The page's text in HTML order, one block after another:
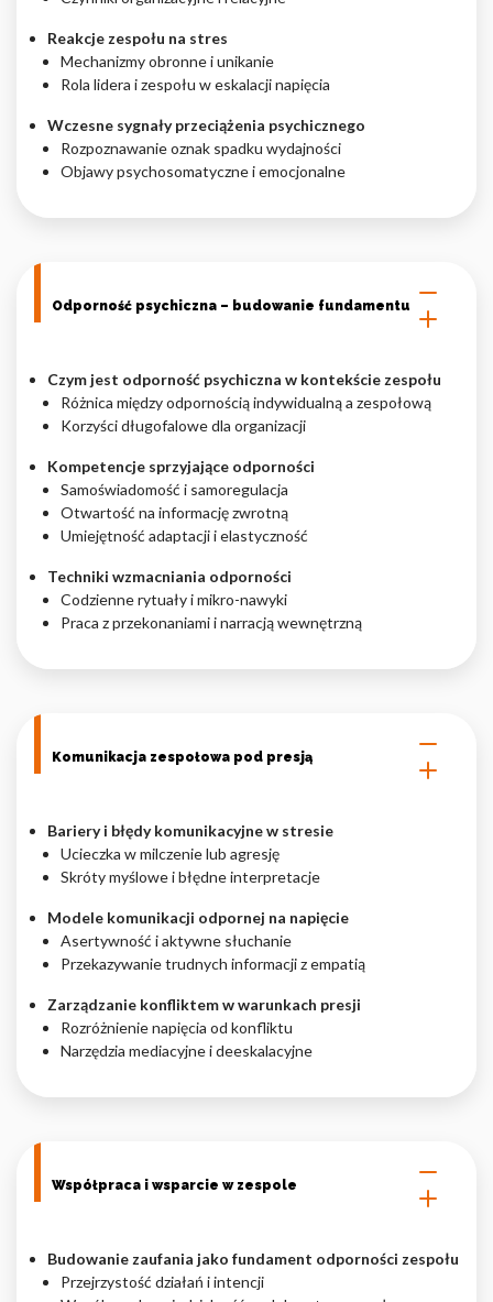
Reakcje zespołu na stres
Mechanizmy obronne i unikanie
Rola lidera i zespołu w eskalacji napięcia
Wczesne sygnały przeciążenia psychicznego
Rozpoznawanie oznak spadku wydajności
Objawy psychosomatyczne i emocjonalne
Odporność psychiczna – budowanie fundamentu
Czym jest odporność psychiczna w kontekście zespołu
Różnica między odpornością indywidualną a zespołową
Korzyści długofalowe dla organizacji
Kompetencje sprzyjające odporności
Samoświadomość i samoregulacja
Otwartość na informację zwrotną
Umiejętność adaptacji i elastyczność
Techniki wzmacniania odporności
Codzienne rytuały i mikro-nawyki
Praca z przekonaniami i narracją wewnętrzną
Komunikacja zespołowa pod presją
Bariery i błędy komunikacyjne w stresie
Ucieczka w milczenie lub agresję
Skróty myślowe i błędne interpretacje
Modele komunikacji odpornej na napięcie
Asertywność i aktywne słuchanie
Przekazywanie trudnych informacji z empatią
Zarządzanie konfliktem w warunkach presji
Rozróżnienie napięcia od konfliktu
Narzędzia mediacyjne i deeskalacyjne
Współpraca i wsparcie w zespole
Budowanie zaufania jako fundament odporności zespołu
Przejrzystość działań i intencji
Nieklasyfikowane pliki cookie, to pliki, które są w procesie
klasyfikowania, wraz z dostawcami poszczególnych ciasteczek.
Odrzuć
Zapisz moje preferencje